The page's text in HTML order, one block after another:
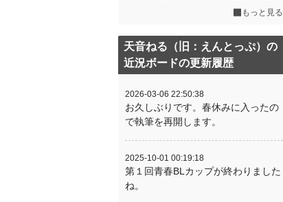
もっと見る
天音ねる（旧：えんとっぷ）の
近況ボードの更新履歴
2026-03-06 22:50:38
お久しぶりです。春休みに入ったの
で執筆を再開します。
2025-10-01 00:19:18
第１回青春BLカップが終わりました
ね。